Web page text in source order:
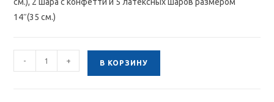
14″(35 см.)
Количество
товара
- + В КОРЗИНУ